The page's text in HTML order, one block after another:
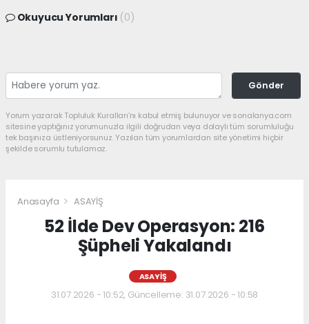
Okuyucu Yorumları (0)
Gönder
Yorum yazarak Topluluk Kuralları’nı kabul etmiş bulunuyor ve sonalanya.com
sitesine yaptığınız yorumunuzla ilgili doğrudan veya dolaylı tüm sorumluluğu
tek başınıza üstleniyorsunuz. Yazılan tüm yorumlardan site yönetimi hiçbir
şekilde sorumlu tutulamaz.
Anasayfa ASAYİŞ
52 İlde Dev Operasyon: 216
Şüpheli Yakalandı
ASAYİŞ
31.07.2026 - 10:52, Güncelleme: 31.07.2026 - 10:58